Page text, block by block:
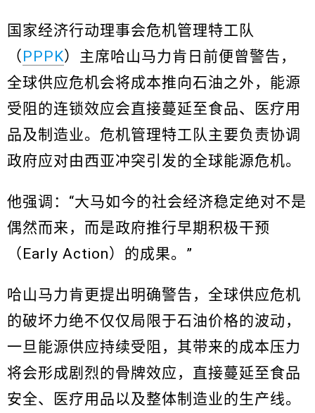
国家经济行动理事会危机管理特工队
（ PPPK）主席哈山马力肯日前便曾警告，
全球供应危机会将成本推向石油之外，能源
受阻的连锁效应会直接蔓延至食品、医疗用
品及制造业。危机管理特工队主要负责协调
政府应对由西亚冲突引发的全球能源危机。
他强调：“大马如今的社会经济稳定绝对不是
偶然而来，而是政府推行早期积极干预
（Early Action）的成果。”
哈山马力肯更提出明确警告，全球供应危机
的破坏力绝不仅仅局限于石油价格的波动，
一旦能源供应持续受阻，其带来的成本压力
将会形成剧烈的骨牌效应，直接蔓延至食品
安全、医疗用品以及整体制造业的生产线。